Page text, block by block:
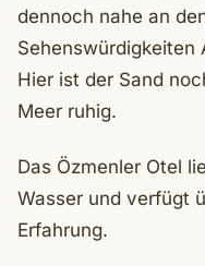
dennoch nahe an
Sehenswürdigkeiten
Hier ist der Sand
Meer ruhig.
Das Özmenler Otel
Wasser und verfügt
Erfahrung.